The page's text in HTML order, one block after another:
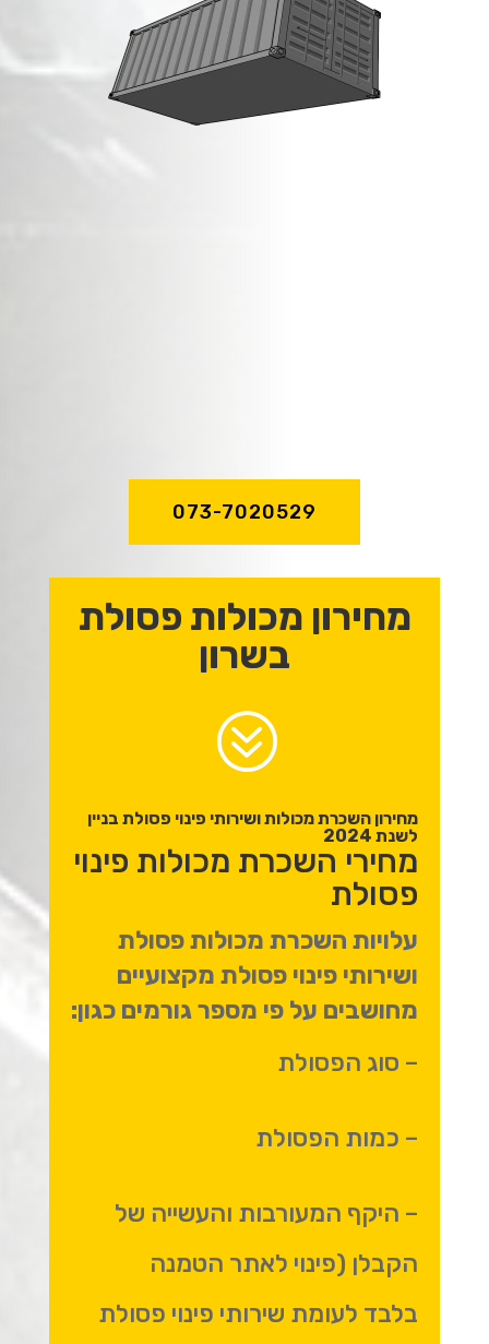
073-7020529
מחירון מכולות פסולת
בשרון
?
מחירון השכרת מכולות ושירותי פינוי פסולת בניין
לשנת 2024
מחירי השכרת מכולות פינוי
פסולת
עלויות השכרת מכולות פסולת
ושירותי פינוי פסולת מקצועיים
מחושבים על פי מספר גורמים כגון:
– סוג הפסולת
– כמות הפסולת
– היקף המעורבות והעשייה של
הקבלן (פינוי לאתר הטמנה
בלבד לעומת שירותי פינוי פסולת